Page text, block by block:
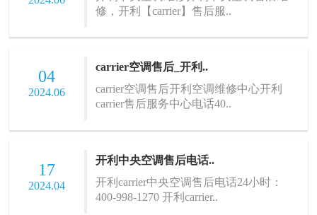
修，开利【carrier】售后服..
04
2024.06
carrier空调售后_开利..
carrier空调售后开利空调维修中心开利
carrier售后服务中心电话40..
17
2024.04
开利中央空调售后电话..
开利carrier中央空调售后电话24小时：
400-998-1270 开利carrier..